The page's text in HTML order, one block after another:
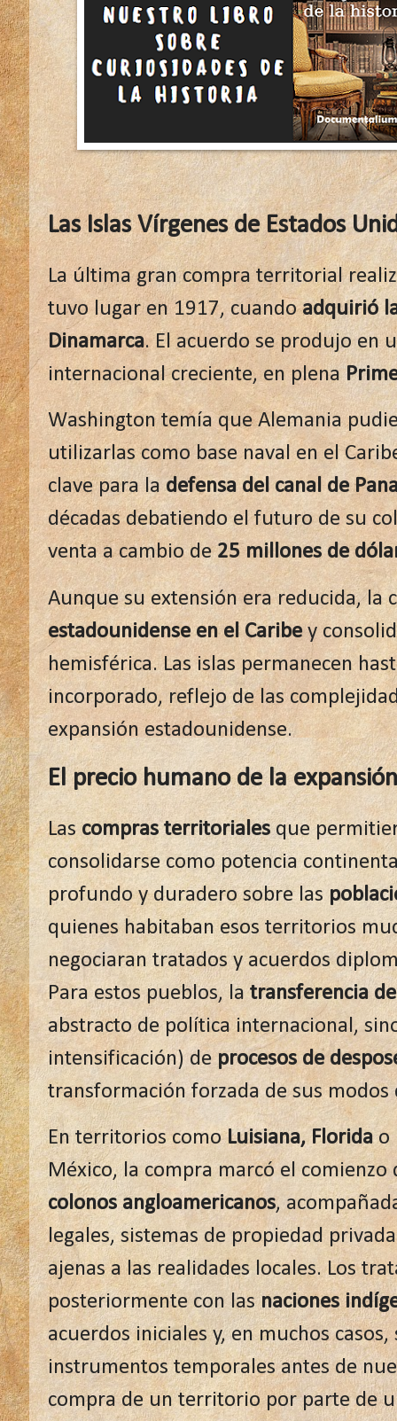
Las Islas Vírgenes de Estados
La última gran compra territorial
tuvo lugar en 1917, cuandoadquirió
Dinamarca. El acuerdo se produjo en
internacional creciente, en plena
Washington temía que Alemania
utilizarlas como base naval en el
clave para ladefensa del canal de
décadas debatiendo el futuro de su
venta a cambio de25 millones de
Aunque su extensión era reducida, la
estadounidense en el Caribey
hemisférica. Las islas permanecen
incorporado, reflejo de las
expansión estadounidense.
El precio humano de la
Las compras territorialesque
consolidarse como potencia
profundo y duradero sobre las
quienes habitaban esos territorios
negociaran tratados y acuerdos
Para estos pueblos, latransferencia
abstracto de política internacional,
intensificación) deprocesos de
transformación forzada de sus modos
En territorios comoLuisiana, Floridao
México, la compra marcó el comienzo
colonos angloamericanos,
legales, sistemas de propiedad
ajenas a las realidades locales. Los
posteriormente con lasnaciones
acuerdos iniciales y, en muchos
instrumentos temporales antes de
compra de un territorio por parte de